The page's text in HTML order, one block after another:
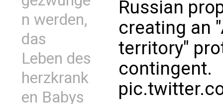
n werden,
das
Leben des
herzkrank
en Babys
Russian
creating an
territory"
contingent.